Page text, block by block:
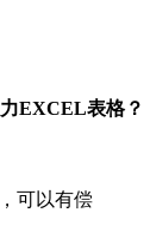
EXCEL表格？
可以有偿